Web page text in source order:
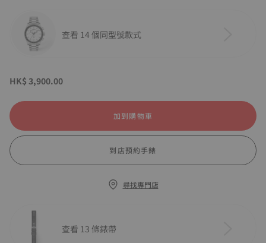
查看 14 個同型號款式
HK$ 3,900.00
加到購物車
到店預約手錶
尋找專門店
查看 13 條錶帶